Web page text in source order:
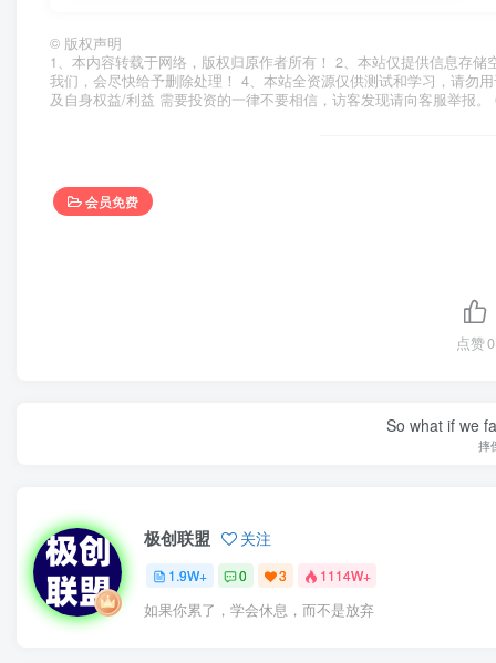
© 版权声明
1、本内容转载于网络，版权归原作者所有！ 2、本站仅提供信息存
我们，会尽快给予删除处理！ 4、本站全资源仅供测试和学习，请勿
及自身权益/利益 需要投资的一律不要相信，访客发现请向客服举报
会员免费
点赞0
So what if we
摔
极创联盟 关注
1.9W+ 0 3 1114W+
如果你累了，学会休息，而不是放弃